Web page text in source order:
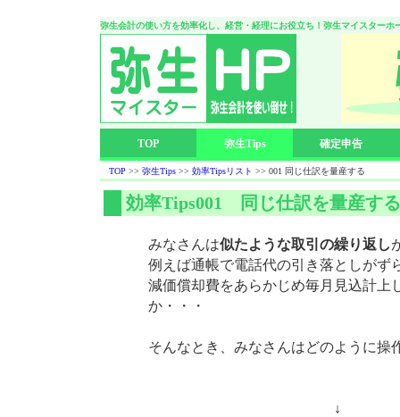
弥生会計の使い方を効率化し、経営・経理にお役立ち！弥生マイスターホ
TOP 弥生Tips 確定申告
TOP >> 弥生Tips >> 効率Tipsリスト >> 001 同じ仕訳を量産する
効率Tips001 同じ仕訳を量産する
みなさんは似たような取引の繰り返し
例えば通帳で電話代の引き落としがず
減価償却費をあらかじめ毎月見込計上
か・・・
そんなとき、みなさんはどのように操
↓